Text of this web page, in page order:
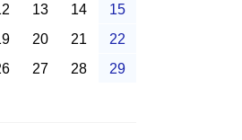
13 14
15
20 21
22
27 28
29